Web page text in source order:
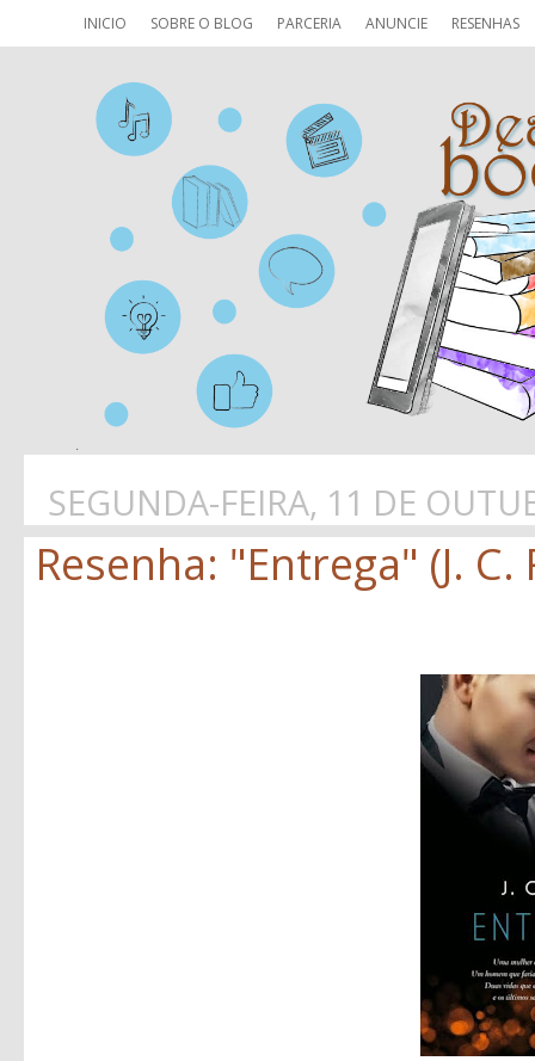
INICIO SOBRE O BLOG PARCERIA ANUNCIE RESENHAS
SEGUNDA-FEIRA, 11 DE
Resenha: "Entrega" (J. C.